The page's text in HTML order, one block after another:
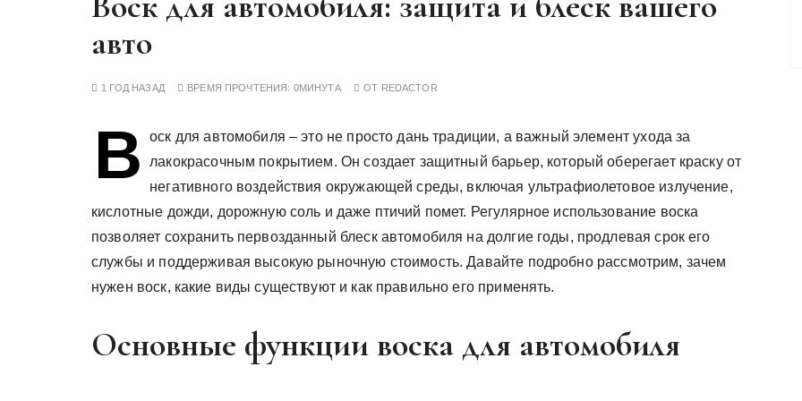
авто
1 ГОД НАЗАД ВРЕМЯ ПРОЧТЕНИЯ: 0МИНУТА ОТ REDACTOR
В
оск для автомобиля – это не просто дань традиции, а важный элемент ухода за
лакокрасочным покрытием. Он создает защитный барьер, который оберегает краску от
негативного воздействия окружающей среды, включая ультрафиолетовое излучение,
кислотные дожди, дорожную соль и даже птичий помет. Регулярное использование воска
позволяет сохранить первозданный блеск автомобиля на долгие годы, продлевая срок его
службы и поддерживая высокую рыночную стоимость. Давайте подробно рассмотрим, зачем
нужен воск, какие виды существуют и как правильно его применять.
Основные функции воска для автомобиля